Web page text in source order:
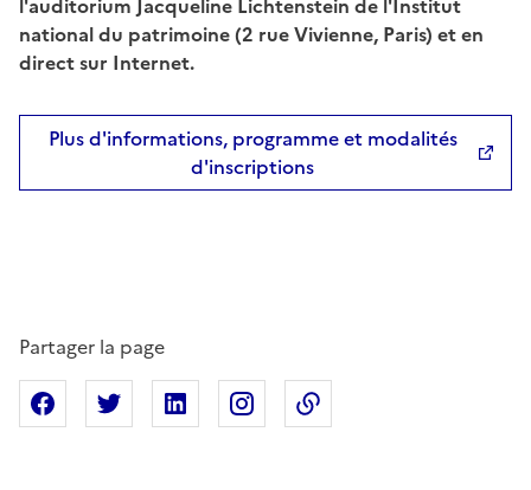
national du patrimoine (2 rue Vivienne, Paris) et en
direct sur Internet.
Plus d'informations, programme et modalités
d'inscriptions
Partager la page
Partager sur Facebook
Partager sur XPartager sur Linkedin
Partager sur Instagram